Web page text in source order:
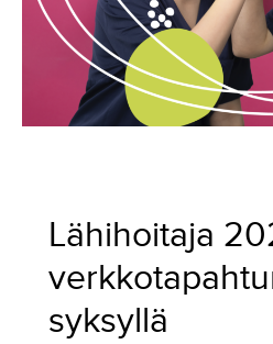
Lähihoitaja
syksyllä